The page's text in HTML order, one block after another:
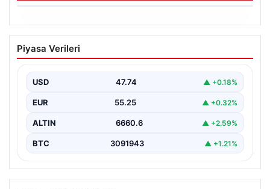
06.08.2026
Ertuğrul Özkök ifade verdi. “Aklımın
ucundan bile geçmez”
Piyasa Verileri
USD 47.74 ▲ +0.18%
EUR 55.25 ▲ +0.32%
ALTIN 6660.6 ▲ +2.59%
BTC 3091943 ▲ +1.21%